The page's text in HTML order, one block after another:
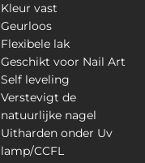
Kleur vast
Geurloos
Flexibele lak
Geschikt voor Nail Art
Self leveling
Verstevigt de
natuurlijke nagel
Uitharden onder Uv
lamp/CCFL